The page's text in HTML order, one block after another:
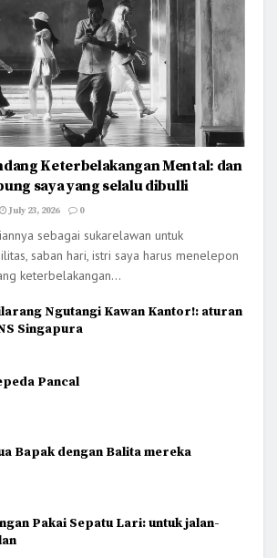
Keterbelakangan Mental: dan
saya yang selalu dibulli
July 23, 2026 0
sebagai sukarelawan untuk
saban hari, istri saya harus menelepon
keterbelakangan...
Ngutangi Kawan Kantor!: aturan
Singapura
Pancal
Bapak dengan Balita mereka
Pakai Sepatu Lari: untuk jalan-